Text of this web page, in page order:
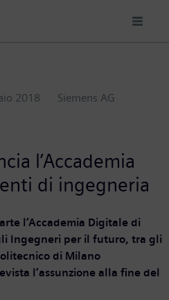
2018
Siemens AG
l’Accademia
di ingegneria
l’Accademia Digitale di
Ingegneri per il futuro, tra gli
di Milano
l’assunzione alla fine del